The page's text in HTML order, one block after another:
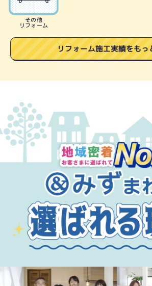
その他
リフォーム
リフォーム施工実績をもっ